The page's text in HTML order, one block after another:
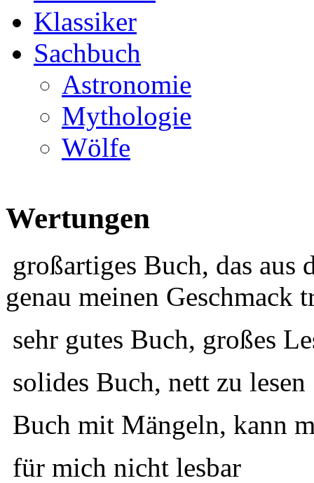
Klassiker
Sachbuch
Astronomie
Mythologie
Wölfe
Wertungen
großartiges Buch, das aus
genau meinen Geschmack
sehr gutes Buch, großes
solides Buch, nett zu lesen
Buch mit Mängeln, kann
für mich nicht lesbar